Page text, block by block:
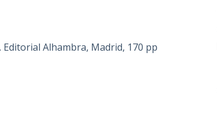
Editorial Alhambra, Madrid, 170 pp